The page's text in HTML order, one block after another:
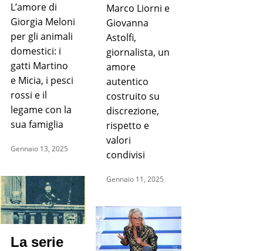
L’amore di
Giorgia Meloni
per gli animali
domestici: i
gatti Martino
e Micia, i pesci
rossi e il
legame con la
sua famiglia
Gennaio 13, 2025
Marco Liorni e
Giovanna
Astolfi,
giornalista, un
amore
autentico
costruito su
discrezione,
rispetto e
valori
condivisi
Gennaio 11, 2025
La serie